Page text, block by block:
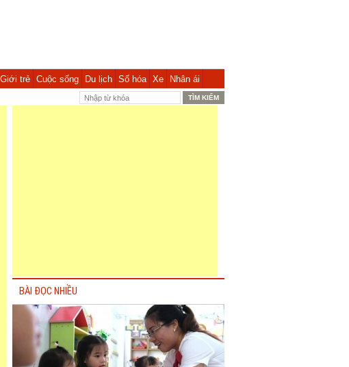
Giới trẻ Cuộc sống Du lịch Số hóa Xe Nhân ái
BÀI ĐỌC NHIỀU